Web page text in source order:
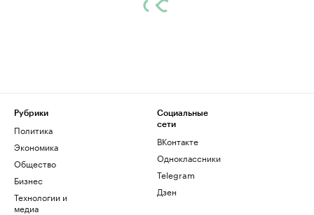
Рубрики
Политика
Экономика
Общество
Бизнес
Технологии и
медиа
Социальные
сети
ВКонтакте
Одноклассники
Telegram
Дзен